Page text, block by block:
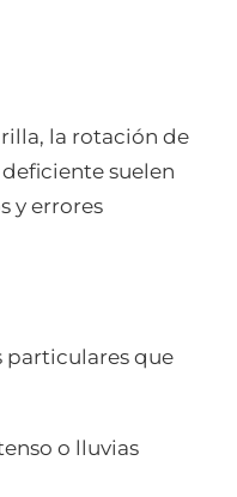
la rotación de
suelen
y errores
particulares que
o lluvias